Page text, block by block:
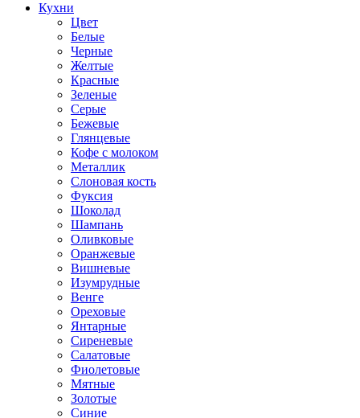
Кухни
Цвет
Белые
Черные
Желтые
Красные
Зеленые
Серые
Бежевые
Глянцевые
Кофе с молоком
Металлик
Слоновая кость
Фуксия
Шоколад
Шампань
Оливковые
Оранжевые
Вишневые
Изумрудные
Венге
Ореховые
Янтарные
Сиреневые
Салатовые
Фиолетовые
Мятные
Золотые
Синие